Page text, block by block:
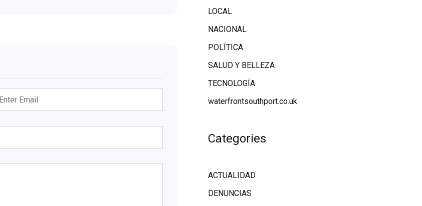
LOCAL
NACIONAL
POLÍTICA
SALUD Y BELLEZA
TECNOLOGÍA
waterfrontsouthport.co.uk
Categories
ACTUALIDAD
DENUNCIAS